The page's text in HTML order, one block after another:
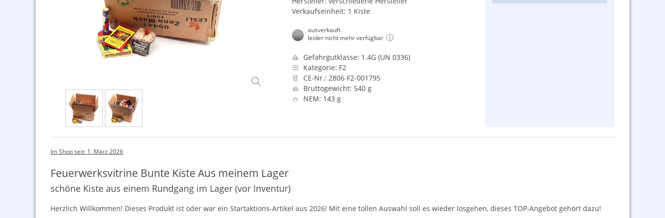
Verkaufseinheit: 1 Kiste
ausverkauft
leider nicht mehr verfügbar
Gefahrgutklasse: 1.4G (UN 0336)
Kategorie: F2
CE-Nr.: 2806-F2-001795
Bruttogewicht: 540 g
NEM: 143 g
Im Shop seit: 1. März 2026
Feuerwerksvitrine Bunte Kiste Aus meinem Lager
schöne Kiste aus einem Rundgang im Lager (vor Inventur)
Herzlich Willkommen! Dieses Produkt ist oder war ein Startaktions-Artikel aus 2026! Mit eine tollen Auswahl soll es wieder losgehen, dieses TOP-Angebot gehört dazu!